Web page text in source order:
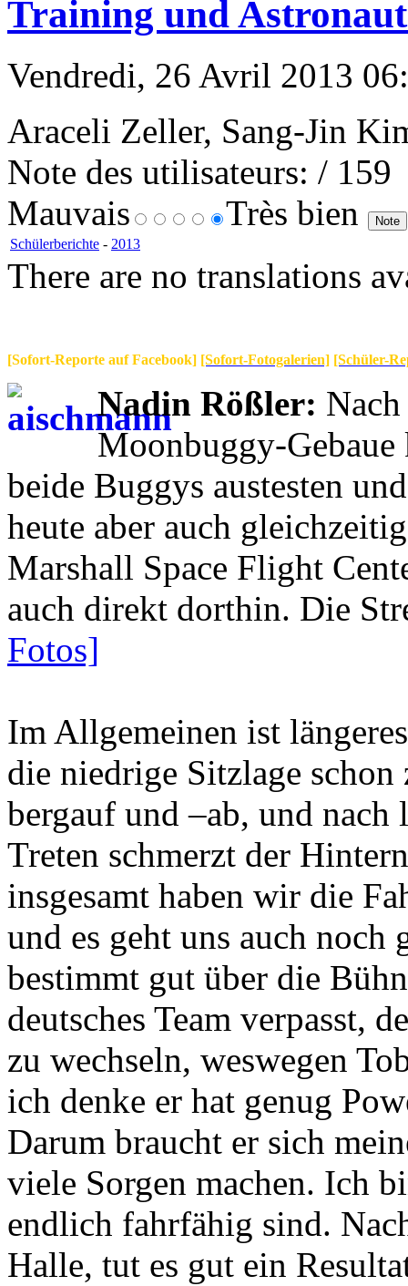
Training und
Vendredi, 26 Avril 2013
Araceli Zeller, Sang-Jin
Note des utilisateurs: / 159
Mauvais
Très bien
Schülerberichte - 2013
There are no translations
[Sofort-Reporte auf Facebook] [Sofort-Fotogalerien] [Schüler-
Nadin Rößler:
Moonbuggy-
beide Buggys austesten
heute aber auch
Marshall Space Flight
auch direkt dorthin. Die
Fotos]
Im Allgemeinen ist
die niedrige Sitzlage
bergauf und –ab, und nach
Treten schmerzt der
insgesamt haben wir die
und es geht uns auch noch
bestimmt gut über die
deutsches Team verpasst,
zu wechseln, weswegen
ich denke er hat genug
Darum braucht er sich
viele Sorgen machen. Ich
endlich fahrfähig sind.
Halle, tut es gut ein